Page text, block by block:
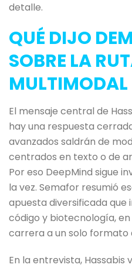
detalle.
QUÉ DIJO
SOBRE LA
MULTIMODAL
El mensaje central de
hay una respuesta
avanzados saldrán de
centrados en texto o de
Por eso DeepMind sigue
la vez. Semafor resumió
apuesta diversificada que
código y biotecnología,
carrera a un solo formato
En la entrevista,